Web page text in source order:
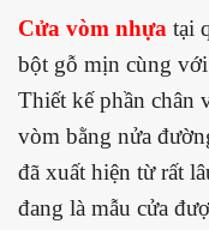
Cửa vòm nhựa tại
bột gỗ mịn cùng
Thiết kế phần chân
vòm bằng nửa
đã xuất hiện từ rất
đang là mẫu cửa